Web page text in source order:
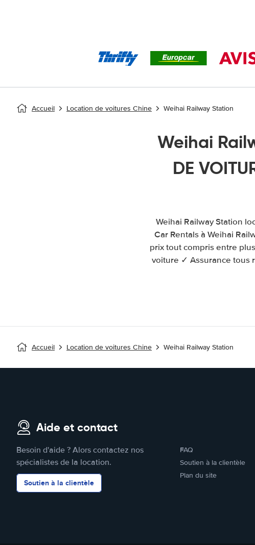
Accueil Location de voitures Chine Weihai Railway Station
Weihai
DE
Weihai Railway Station
Car Rentals à Weihai
prix tout compris entre
voiture ✓ Assurance tous
Accueil Location de voitures Chine Weihai Railway Station
Aide et contact
Besoin d'aide ? Alors contactez nos
spécialistes de la location.
Soutien à la clientèle
FAQ
Soutien à la clientèle
Plan du site